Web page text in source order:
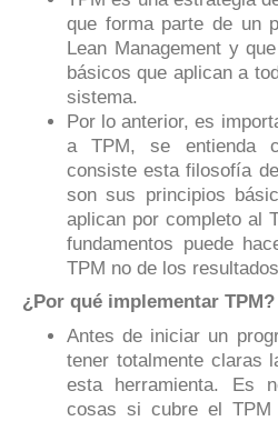
que forma parte de un
Lean Management y
básicos que aplican a
sistema.
Por lo anterior, es
a TPM, se entienda
consiste esta filosofía
son sus principios
aplican por completo al
fundamentos puede
TPM no de los
¿Por qué implementar TPM?
Antes de iniciar un
tener totalmente claras
esta herramienta. Es
cosas si cubre el